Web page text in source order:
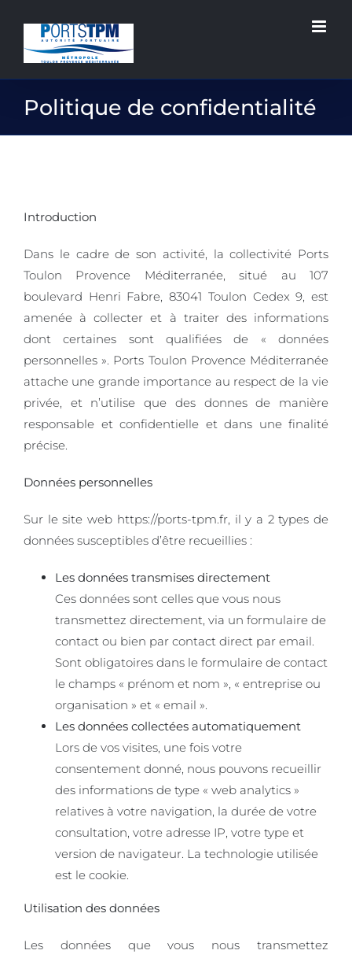
contenu
Politique de confidentialité
Introduction
Dans le cadre de son activité, la collectivité Ports
Toulon Provence Méditerranée, situé au 107
boulevard Henri Fabre, 83041 Toulon Cedex 9, est
amenée à collecter et à traiter des informations
dont certaines sont qualifiées de « données
personnelles ». Ports Toulon Provence Méditerranée
attache une grande importance au respect de la vie
privée, et n’utilise que des donnes de manière
responsable et confidentielle et dans une finalité
précise.
Données personnelles
Sur le site web https://ports-tpm.fr, il y a 2 types de
données susceptibles d’être recueillies :
Les données transmises directement
Ces données sont celles que vous nous
transmettez directement, via un formulaire de
contact ou bien par contact direct par email.
Sont obligatoires dans le formulaire de contact
le champs « prénom et nom », « entreprise ou
organisation » et « email ».
Les données collectées automatiquement
Lors de vos visites, une fois votre
consentement donné, nous pouvons recueillir
des informations de type « web analytics »
relatives à votre navigation, la durée de votre
consultation, votre adresse IP, votre type et
version de navigateur. La technologie utilisée
est le cookie.
Utilisation des données
Les données que vous nous transmettez